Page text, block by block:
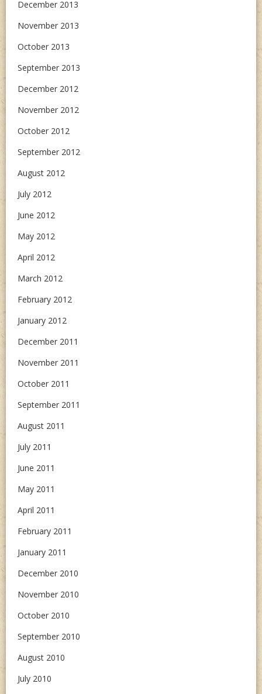
December 2013
November 2013
October 2013
September 2013
December 2012
November 2012
October 2012
September 2012
August 2012
July 2012
June 2012
May 2012
April 2012
March 2012
February 2012
January 2012
December 2011
November 2011
October 2011
September 2011
August 2011
July 2011
June 2011
May 2011
April 2011
February 2011
January 2011
December 2010
November 2010
October 2010
September 2010
August 2010
July 2010